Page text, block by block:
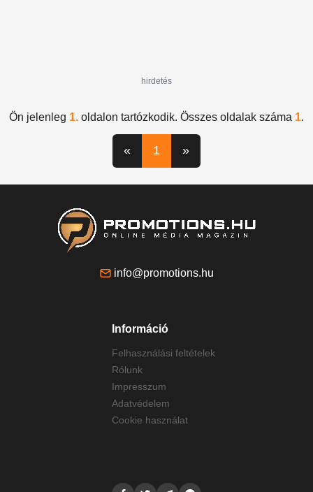
hirdetés
Ön jelenleg 1. oldalon tartózkodik. Összes oldalak száma 1.
« 1 »
info@promotions.hu
Információ
Felhasználási feltételek
Rólunk
Impresszum
Adatvédelem
Cookie használat